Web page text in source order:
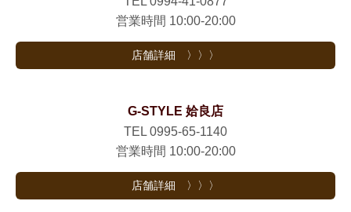
営業時間 10:00-20:00
店舗詳細 〉〉〉
G-STYLE 姶良店
TEL 0995-65-1140
営業時間 10:00-20:00
店舗詳細 〉〉〉